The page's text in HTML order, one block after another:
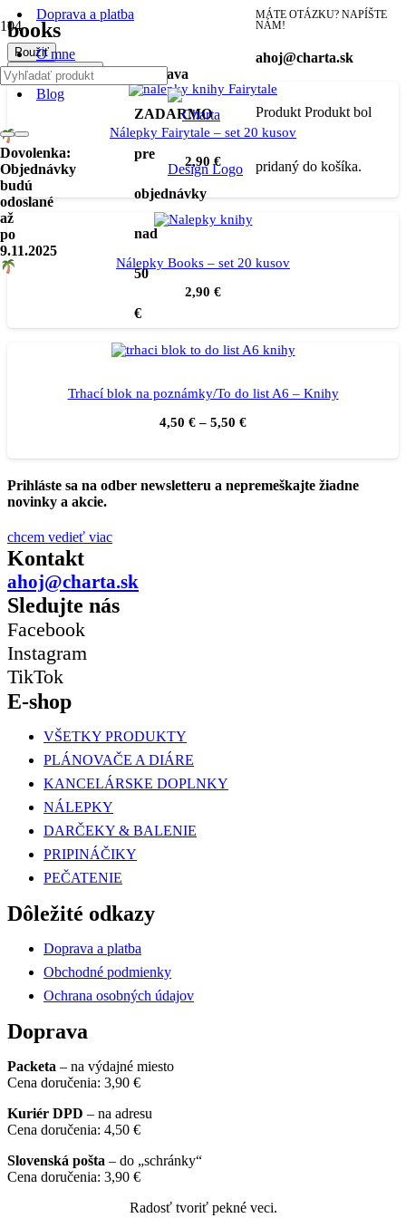
Doprava a platba
O mne
Blog
Doprava
ZADARMO
pre
objednávky
nad
50
€
MÁTE OTÁZKU? NAPÍŠTE
NÁM!
ahoj@charta.sk
Produkt Produktbol
pridaný do košíka.
Dovolenka:
Objednávky
budú
odoslané
až
po
9.11.2025
books
Použiť
Filter produktov
Nálepky Fairytale – set 20 kusov
2,90€
Nálepky Books – set 20 kusov
2,90 €
Trhací blok na poznámky/To do list A6 – Knihy
4,50 €– 5,50 €
Prihláste sa na odber newsletteru a nepremeškajte žiadne
novinky a akcie.
chcem vedieť viac
Kontakt
ahoj@charta.sk
Sledujte nás
Facebook
Instagram
TikTok
E-shop
VŠETKY PRODUKTY
PLÁNOVAČE A DIÁRE
KANCELÁRSKE DOPLNKY
NÁLEPKY
DARČEKY & BALENIE
PRIPINÁČIKY
PEČATENIE
Dôležité odkazy
Doprava a platba
Obchodné podmienky
Ochrana osobných údajov
Doprava
Packeta – na výdajné miesto
Cena doručenia: 3,90 €
Kuriér DPD – na adresu
Cena doručenia: 4,50 €
Slovenská pošta – do „schránky“
Cena doručenia: 3,90 €
Radosť tvoriť pekné veci.